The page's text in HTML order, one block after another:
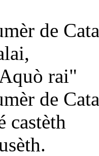
de
rai"
de
castèth